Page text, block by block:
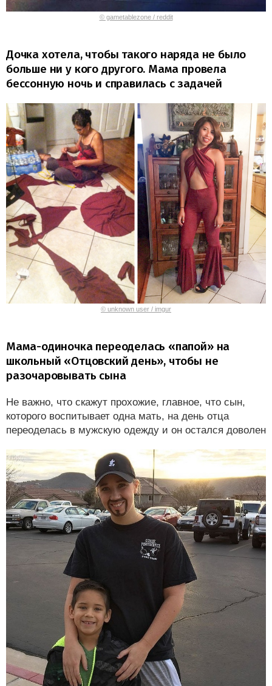
© gametablezone / reddit
Дочка хотела, чтобы такого наряда не было
больше ни у кого другого. Мама провела
бессонную ночь и справилась с задачей
© unknown user / imgur
Мама-одиночка переоделась «папой» на
школьный «Отцовский день», чтобы не
разочаровывать сына
Не важно, что скажут прохожие, главное, что сын,
которого воспитывает одна мать, на день отца
переоделась в мужскую одежду и он остался доволен